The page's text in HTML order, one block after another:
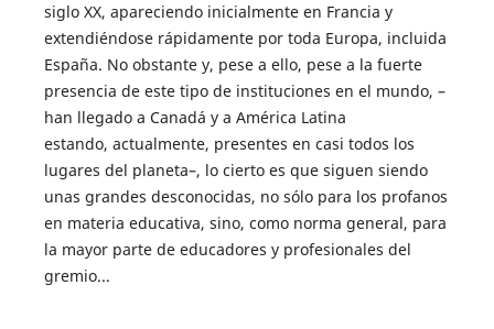
siglo XX, apareciendo inicialmente en Francia y
extendiéndose rápidamente por toda Europa, incluida
España. No obstante y, pese a ello, pese a la fuerte
presencia de este tipo de instituciones en el mundo, –
han llegado a Canadá y a América Latina
estando, actualmente, presentes en casi todos los
lugares del planeta–, lo cierto es que siguen siendo
unas grandes desconocidas, no sólo para los profanos
en materia educativa, sino, como norma general, para
la mayor parte de educadores y profesionales del
gremio...